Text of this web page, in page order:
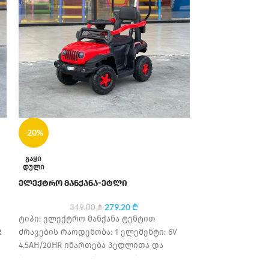
-20%
ᲒᲐᲧᲘ
ᲓᲣᲚᲘ
ელექტრო მანქანა-ეტლი
349.00₾ 279.20₾
ტიპი: ელექტრო მანქანა ტენტით
ძრავების რაოდენობა: 1 ელემენტი: 6V
4.5AH/20HR იმართება პედლითა და